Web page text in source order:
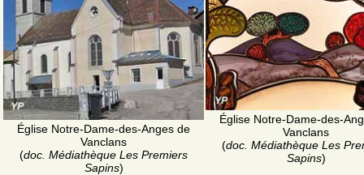
Église Notre-Dame-des-Anges de
Vanclans
(doc. Médiathèque Les Premiers
Sapins)
Église Notre-Dame-des-
Vanclans
(doc. Médiathèque Les
Sapins)